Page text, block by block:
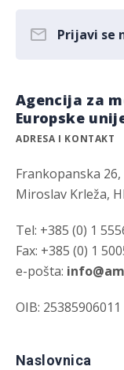
Prijavi se
Agencija za
Europske
ADRESA I KONTAKT
Frankopanska
Miroslav Krleža,
Tel: +385 (0) 1
Fax: +385 (0) 1
e-pošta:
OIB: 25385906011
Naslovnica